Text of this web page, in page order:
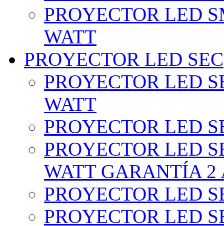
PROYECTOR LED
WATT
PROYECTOR LED SEC
PROYECTOR LED
WATT
PROYECTOR LED
PROYECTOR LED
WATT GARANTÍA 2
PROYECTOR LED
PROYECTOR LED